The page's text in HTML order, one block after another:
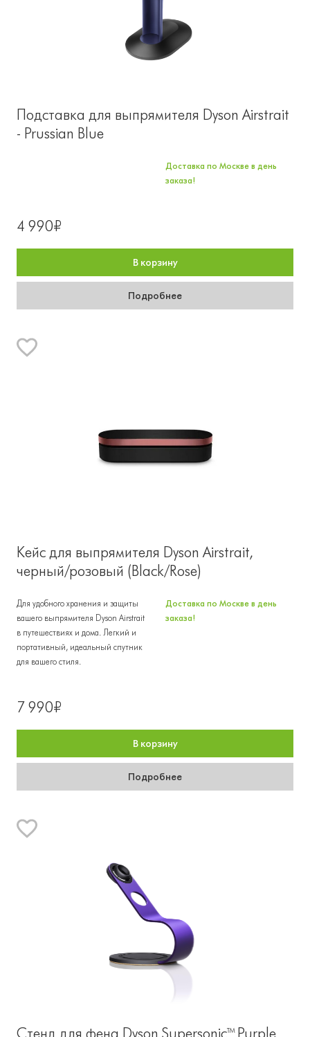
Подставка для выпрямителя Dyson Airstrait
- Prussian Blue
Доставка по Москве в день
заказа!
4 990₽
В корзину
Подробнее
Кейс для выпрямителя Dyson Airstrait,
черный/розовый (Black/Rose)
Для удобного хранения и защиты
вашего выпрямителя Dyson Airstrait
в путешествиях и дома. Легкий и
портативный, идеальный спутник
для вашего стиля.
Доставка по Москве в день
заказа!
7 990₽
В корзину
Подробнее
Стенд для фена Dyson Supersonic™ Purple